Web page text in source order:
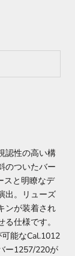
認性の高い構
のついたバー
スと明瞭なデ
出。リューズ
ンが装着され
仕様です。
能なCal.1012
ー1257/220が